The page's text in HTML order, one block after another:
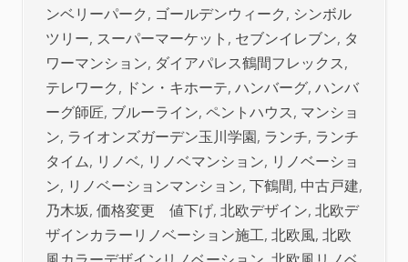
ンベリーパーク, ゴールデンウィーク, シンボル
ツリー, スーパーマーケット , セブンイレブン, タ
ワーマンション, ダイアパレス鶴間フレックス,
テレワーク, ドン・キホーテ, ハンバーグ, ハンバ
ーグ師匠, ブルーライン, ペントハウス, マンショ
ン, ライオンズガーデン玉川学園, ランチ, ランチ
タイム, リノベ, リノベマンション, リノベーショ
ン, リノベーションマンション, 下鶴間, 中古戸建,
乃木坂, 価格変更 値下げ, 北欧デザイン, 北欧デ
ザインカラーリノベーション施工, 北欧風, 北欧